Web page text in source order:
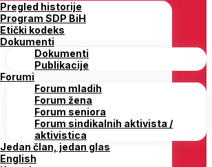
Pregled historije
Program SDP BiH
Etički kodeks
Dokumenti
Dokumenti
Publikacije
Forumi
Forum mladih
Forum žena
Forum seniora
Forum sindikalnih aktivista /
aktivistica
Jedan član, jedan glas
English